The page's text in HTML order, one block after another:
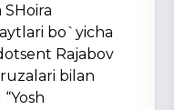
bo`yicha
Rajabov
bilan